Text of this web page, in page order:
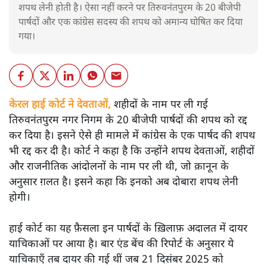
शपथ लेनी होती है। ऐसा नहीं करने पर तिरुवनंतपुरम के 20 बीजेपी
पार्षदों और एक कांग्रेस सदस्य की शपथ को अमान्य घोषित कर दिया
गया।
केरल हाई कोर्ट ने देवताओं, शहीदों के नाम पर ली गई
तिरुवनंतपुरम नगर निगम के 20 बीजेपी पार्षदों की शपथ को रद्द
कर दिया है। इसने ऐसे ही मामले में कांग्रेस के एक पार्षद की शपथ
भी रद्द कर दी है। कोर्ट ने कहा है कि उन्होंने शपथ देवताओं, शहीदों
और राजनीतिक आंदोलनों के नाम पर ली थी, जो क़ानून के
अनुसार ग़लत है। इसने कहा कि इनको अब दोबारा शपथ लेनी
होगी।
हाई कोर्ट का यह फ़ैसला इन पार्षदों के ख़िलाफ़ अदालत में दायर
याचिकाओं पर आया है। बार एंड बेंच की रिपोर्ट के अनुसार ये
याचिकाएँ तब दायर की गई थीं जब 21 दिसंबर 2025 को